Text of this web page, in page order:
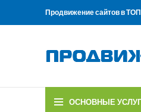
Продвижение сайтов в
ОСНОВНЫЕ